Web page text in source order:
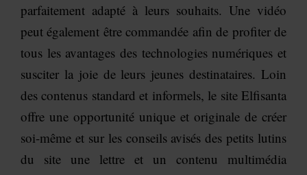
parfaitement adapté à leurs souhaits. Une vidéo
peut également être commandée afin de profiter de
tous les avantages des technologies numériques et
susciter la joie de leurs jeunes destinataires. Loin
des contenus standard et informels, le site Elfisanta
offre une opportunité unique et originale de créer
soi-même et sur les conseils avisés des petits lutins
du site une lettre et un contenu multimédia